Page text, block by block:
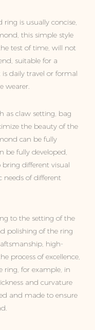
is usually concise,
this simple style
test of time, will not
suitable for a
daily travel or formal
wearer.
as claw setting, bag
the beauty of the
can be fully
be fully developed,
different visual
needs of different
to the setting of the
polishing of the ring
high-
process of excellence,
ring, for example, in
and curvature
and made to ensure